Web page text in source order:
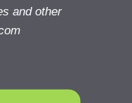
and other